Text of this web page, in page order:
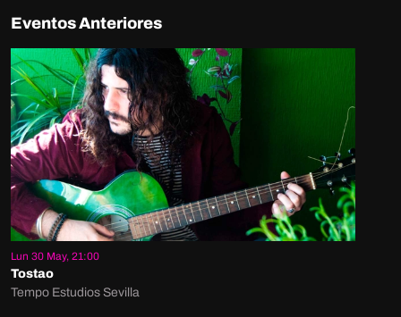
Eventos Anteriores
Lun 30 May, 21:00
Tostao
Tempo Estudios Sevilla